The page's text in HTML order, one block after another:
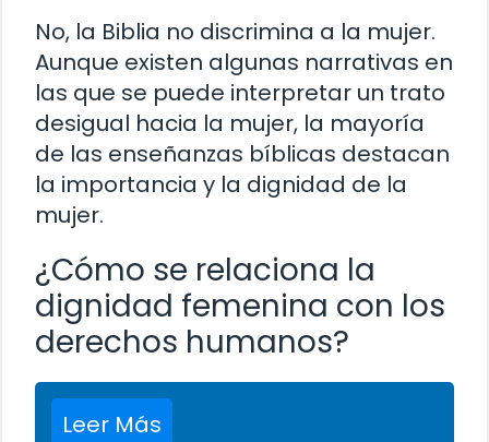
No, la Biblia no discrimina a la mujer.
Aunque existen algunas narrativas en
las que se puede interpretar un trato
desigual hacia la mujer, la mayoría
de las enseñanzas bíblicas destacan
la importancia y la dignidad de la
mujer.
¿Cómo se relaciona la
dignidad femenina con los
derechos humanos?
Leer Más